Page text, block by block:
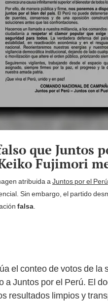
que Juntos
Fujimori
atribuida a Juntos por el Perú
Sin embargo, el partido
falsa
el conteo de votos de
a Juntos por el Perú. El
resultados limpios y